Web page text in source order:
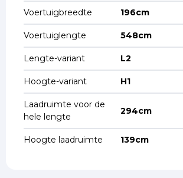
Voertuigbreedte 196cm
Voertuiglengte 548cm
Lengte-variant L2
Hoogte-variant H1
Laadruimte voor de
hele lengte
294cm
Hoogte laadruimte 139cm